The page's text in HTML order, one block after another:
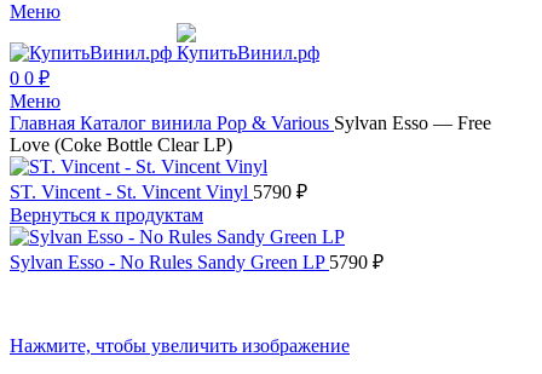
Меню
0 0 ₽
Меню
Главная Каталог винила Pop & Various Sylvan Esso — Free
Love (Coke Bottle Clear LP)
ST. Vincent - St. Vincent Vinyl 5790 ₽
Вернуться к продуктам
Sylvan Esso - No Rules Sandy Green LP 5790 ₽
Нажмите, чтобы увеличить изображение